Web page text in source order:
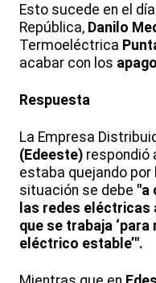
Esto sucede en el
República, Danilo
Termoeléctrica
acabar con los
Respuesta
La Empresa
(Edeeste) respondió
estaba quejando
situación se debe "a
las redes eléctricas
que se trabaja
eléctrico estable’".